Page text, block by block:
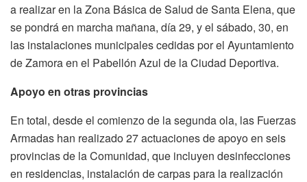
a realizar en la Zona Básica de Salud de Santa Elena, que
se pondrá en marcha mañana, día 29, y el sábado, 30, en
las instalaciones municipales cedidas por el Ayuntamiento
de Zamora en el Pabellón Azul de la Ciudad Deportiva.
Apoyo en otras provincias
En total, desde el comienzo de la segunda ola, las Fuerzas
Armadas han realizado 27 actuaciones de apoyo en seis
provincias de la Comunidad, que incluyen desinfecciones
en residencias, instalación de carpas para la realización